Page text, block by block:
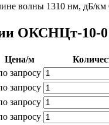
волны 1310 нм, дБ/км
ОКСНЦт-10-
Цена/м
запросу
запросу
запросу
запросу